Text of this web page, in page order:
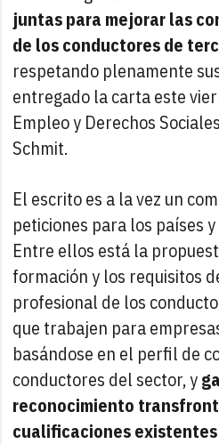
juntas para mejorar las
de los conductores de
respetando plenamente
entregado la carta este
Empleo y Derechos
Schmit.
El escrito es a la vez un
peticiones para los países
Entre ellos está la
formación y los requisitos
profesional de los
que trabajen para
basándose en el perfil de
conductores del sector, y
reconocimiento
cualificaciones existentes